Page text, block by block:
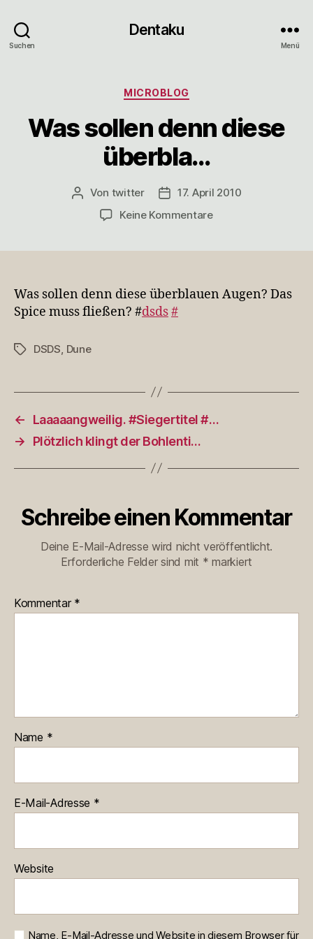
Suchen
Dentaku
Menü
Kategorien
MICROBLOG
Was sollen denn diese
überbla…
Beitragsautor
Von twitter Veröffentlichungsdatum
17. April 2010
Keine Kommentarezu
überbla…
Was sollen denn diese überblauen Augen? Das
Spice muss fließen? #dsds#
Schlagwörter
DSDS Dune
←
Laaaaangweilig. #Siegertitel #…
→
Plötzlich klingt der Bohlenti…
Schreibe einen Kommentar
Deine E-Mail-Adresse wird nicht veröffentlicht.
Erforderliche Felder sind mit * markiert
Kommentar *
Name *
E-Mail-Adresse *
Website
Name, E-Mail-Adresse und Website in diesem Browser für